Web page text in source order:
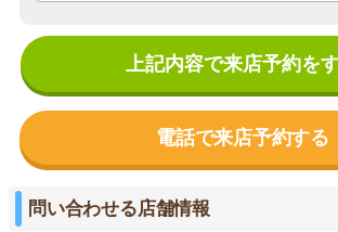
上記内容で来店予約を
電話で来店予約する
問い合わせる店舗情報